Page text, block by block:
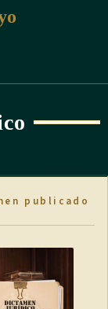
publicado